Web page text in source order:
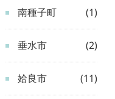
南種子町 (1)
垂水市 (2)
姶良市 (11)